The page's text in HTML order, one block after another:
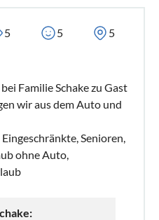
5 5 5
Familie Schake zu Gast
wir aus dem Auto und
Senioren,
ohne Auto,